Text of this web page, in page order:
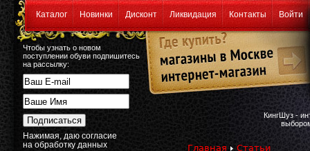
Каталог Новинки Дисконт Ликвидация Контакты Войти
Чтобы узнать о новом
поступлении обуви подпишитесь
на рассылку:
Нажимая, даю согласие
на обработку данных
КингШуз -
Главная Статьи